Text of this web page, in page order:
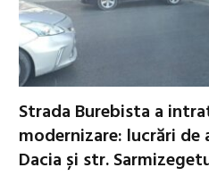
Strada Burebista a
modernizare: lucrări
Dacia și str.